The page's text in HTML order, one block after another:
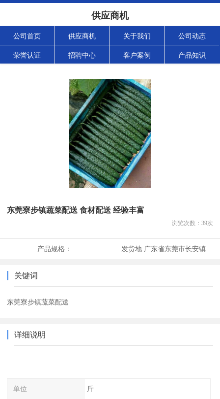
供应商机
公司首页 供应商机 关于我们 公司动态
荣誉认证 招聘中心 客户案例 产品知识
东莞寮步镇蔬菜配送 食材配送 经验丰富
浏览次数： 39次
产品规格： 发货地:广东省东莞市长安镇
关键词
东莞寮步镇蔬菜配送
详细说明
单位 斤